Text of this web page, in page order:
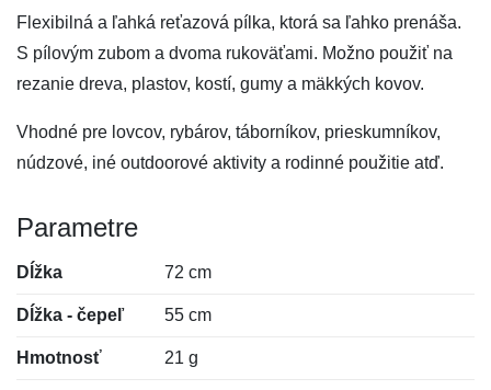
Flexibilná a ľahká reťazová pílka, ktorá sa ľahko prenáša.
S pílovým zubom a dvoma rukoväťami. Možno použiť na
rezanie dreva, plastov, kostí, gumy a mäkkých kovov.
Vhodné pre lovcov, rybárov, táborníkov, prieskumníkov,
núdzové, iné outdoorové aktivity a rodinné použitie atď.
Parametre
Dĺžka 72 cm
Dĺžka - čepeľ 55 cm
Hmotnosť 21 g